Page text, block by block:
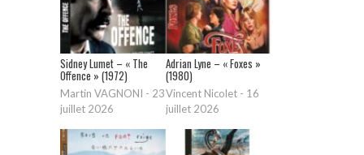
Sidney Lumet – « The
Offence » (1972)
Martin VAGNONI - 23
juillet 2026
Adrian Lyne – « Foxes »
(1980)
Vincent Nicolet - 16
juillet 2026